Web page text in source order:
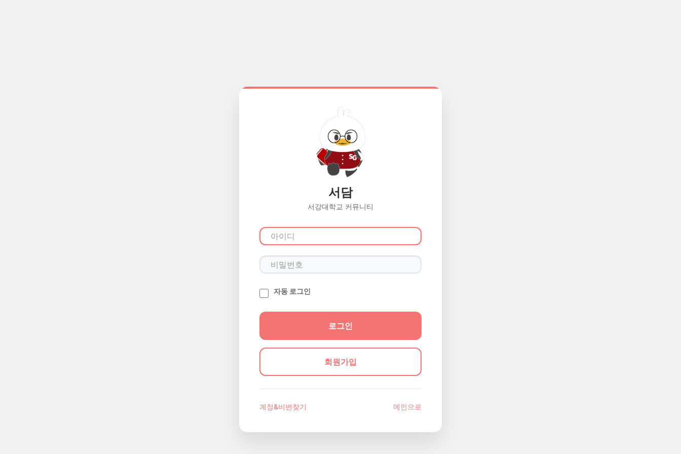
서담
서강대학교 커뮤니티
자동 로그인
회원가입
계정&비번찾기 메인으로